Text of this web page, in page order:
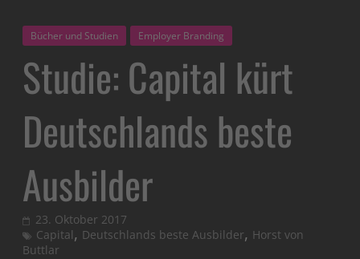
Bücher und Studien Employer Branding
Studie: Capital kürt
Deutschlands beste
Ausbilder
23. Oktober 2017
Capital, Deutschlands beste Ausbilder, Horst von
Buttlar